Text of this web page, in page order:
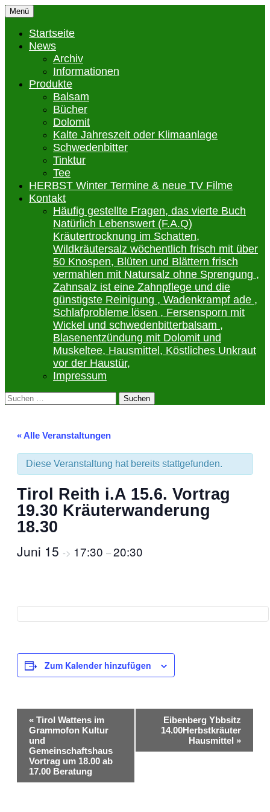
karolines-kraeuterschatz.at
Kräuter für jeden Bereich
Menü Zum
Inhalt
springen
Startseite
News
Archiv
Informationen
Produkte
Balsam
Bücher
Dolomit
Kalte Jahreszeit oder Klimaanlage
Schwedenbitter
Tinktur
Tee
HERBST Winter Termine & neue TV Filme
Kontakt
Häufig gestellte Fragen, das vierte Buch
Natürlich Lebenswert (F.A.Q)
Kräutertrocknung im Schatten,
Wildkräutersalz wöchentlich frisch mit über
50 Knospen, Blüten und Blättern frisch
vermahlen mit Natursalz ohne Sprengung ,
Zahnsalz ist eine Zahnpflege und die
günstigste Reinigung , Wadenkrampf ade ,
Schlafprobleme lösen , Fersensporn mit
Wickel und schwedenbitterbalsam ,
Blasenentzündung mit Dolomit und
Muskeltee, Hausmittel, Köstliches Unkraut
vor der Haustür,
Impressum
Suchen
nach:
« Alle Veranstaltungen
Diese Veranstaltung hat bereits stattgefunden.
Tirol Reith i.A 15.6. Vortrag
19.30 Kräuterwanderung
18.30
Juni 15 -> 17:30 –20:30
Zum Kalender hinzufügen
Veranstaltung-
Navigation
« Tirol Wattens im
Grammofon Kultur
und
Gemeinschaftshaus
Vortrag um 18.00 ab
17.00 Beratung
Eibenberg Ybbsitz
14.00Herbstkräuter
Hausmittel »